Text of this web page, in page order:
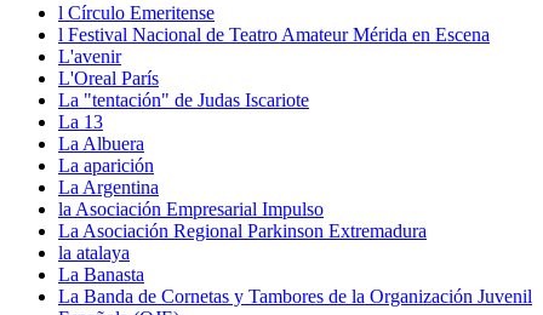
l Círculo Emeritense
l Festival Nacional de Teatro Amateur Mérida en Escena
L'avenir
L'Oreal París
La "tentación" de Judas Iscariote
La 13
La Albuera
La aparición
La Argentina
la Asociación Empresarial Impulso
La Asociación Regional Parkinson Extremadura
la atalaya
La Banasta
La Banda de Cornetas y Tambores de la Organización Juvenil